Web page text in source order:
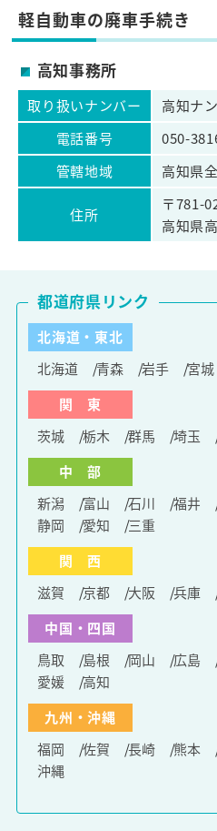
軽自動車の廃車手続き
高知事務所
取り扱いナンバー
高知ナ
電話番号
050-
管轄地域
高知県
住所
〒781-
高知県
北海道・東北
北海道
青森 岩手 宮城
関 東
茨城
栃木 群馬 埼玉
中 部
新潟
富山 石川 福井
静岡
愛知
三重
関 西
滋賀
京都 大阪 兵庫
中国・四国
鳥取
島根 岡山 広島
愛媛
高知
九州・沖縄
福岡
佐賀 長崎 熊本
沖縄
都道府県リンク